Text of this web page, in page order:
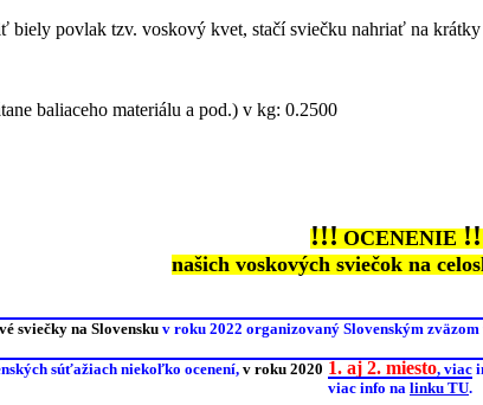
biely povlak tzv. voskový kvet, stačí sviečku nahriať na
baliaceho materiálu a pod.) v kg: 0.2500
!!! OCENENIE
našich voskových sviečok na
sviečky na Slovensku v roku 2022 organizovaný Slovenským
súťažiach niekoľko ocenení, v roku 2020 1. aj 2. miesto, viac
viac info na linku TU.